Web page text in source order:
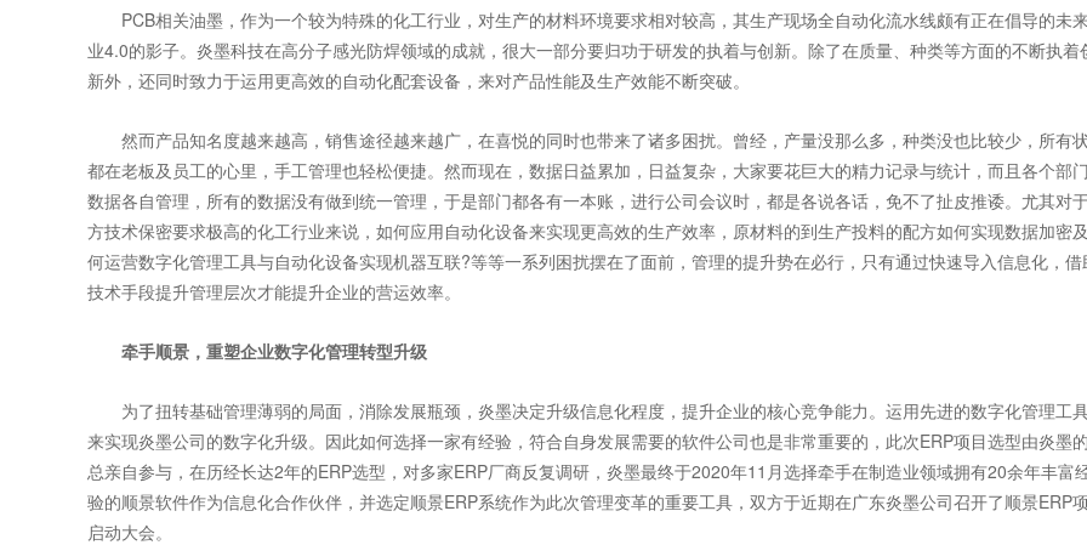
PCB相关油墨，作为一个较为特殊的化工行业，对生产的材料环境要求相对较高，其生产现场全自动化流水线颇有正在倡导的未
业4.0的影子。炎墨科技在高分子感光防焊领域的成就，很大一部分要归功于研发的执着与创新。除了在质量、种类等方面的不断执着
新外，还同时致力于运用更高效的自动化配套设备，来对产品性能及生产效能不断突破。
然而产品知名度越来越高，销售途径越来越广，在喜悦的同时也带来了诸多困扰。曾经，产量没那么多，种类没也比较少，所有
都在老板及员工的心里，手工管理也轻松便捷。然而现在，数据日益累加，日益复杂，大家要花巨大的精力记录与统计，而且各个部
数据各自管理，所有的数据没有做到统一管理，于是部门都各有一本账，进行公司会议时，都是各说各话，免不了扯皮推诿。尤其对
方技术保密要求极高的化工行业来说，如何应用自动化设备来实现更高效的生产效率，原材料的到生产投料的配方如何实现数据加密
何运营数字化管理工具与自动化设备实现机器互联?等等一系列困扰摆在了面前，管理的提升势在必行，只有通过快速导入信息化，借
技术手段提升管理层次才能提升企业的营运效率。
牵手顺景，重塑企业数字化管理转型升级
为了扭转基础管理薄弱的局面，消除发展瓶颈，炎墨决定升级信息化程度，提升企业的核心竞争能力。运用先进的数字化管理工
来实现炎墨公司的数字化升级。因此如何选择一家有经验，符合自身发展需要的软件公司也是非常重要的，此次ERP项目选型由炎墨
总亲自参与，在历经长达2年的ERP选型，对多家ERP厂商反复调研，炎墨最终于2020年11月选择牵手在制造业领域拥有20余年丰富
验的顺景软件作为信息化合作伙伴，并选定顺景ERP系统作为此次管理变革的重要工具，双方于近期在广东炎墨公司召开了顺景ERP
启动大会。